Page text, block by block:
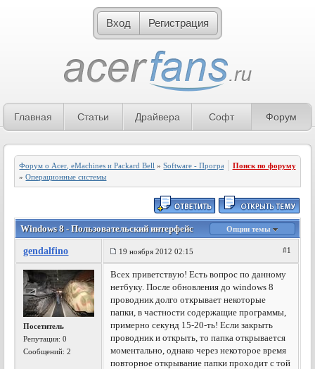
Вход Регистрация
Главная Статьи Драйвера Софт Форум
Форум о Acer, eMachines и Packard Bell »Software - Программное обеспечение
»Операционные системы
Поиск по форуму
Windows 8 - Пользовательский интерфейс Опции темы
gendalfino 19 ноября 2012 02:15 #1
Посетитель
Репутация:0
Сообщений: 2
Всех приветствую! Есть вопрос по данному
нетбуку. После обновления до windows 8
проводник долго открывает некоторые
папки, в частности содержащие программы,
примерно секунд 15-20-ть! Если закрыть
проводник и открыть, то папка открывается
моментально, однако через некоторое время
повторное открывание папки проходит с той